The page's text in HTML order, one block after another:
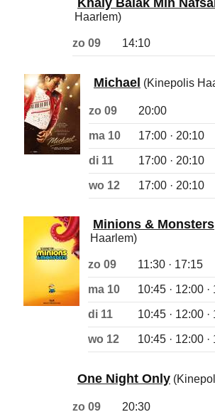
Haarlem)
zo 09 14:10
Michael (Kinepolis
zo 09 20:00
ma 10 17:00 · 20:10
di 11 17:00 · 20:10
wo 12 17:00 · 20:10
Minions & Monsters
Haarlem)
zo 09 11:30 · 17:15
ma 10 10:45 · 12:00 ·
di 11 10:45 · 12:00 ·
wo 12 10:45 · 12:00 ·
One Night Only
zo 09 20:30